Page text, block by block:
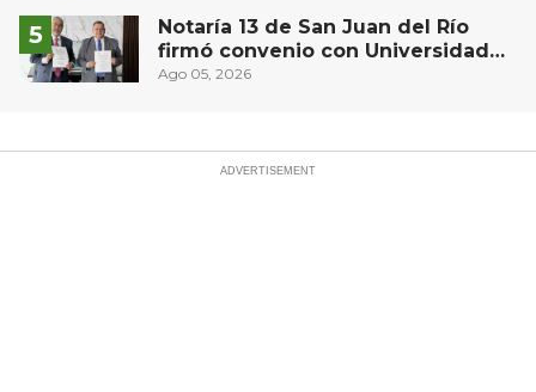
Notaría 13 de San Juan del Río
firmó convenio con Universidad
Privada del Bajío para recibir
Ago 05, 2026